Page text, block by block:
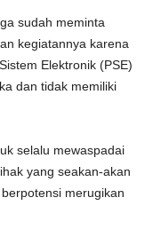
sudah meminta
kegiatannya karena
Elektronik (PSE)
dan tidak memiliki
selalu mewaspadai
yang seakan-akan
merugikan